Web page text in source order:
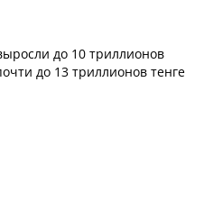
до 10 триллионов
до 13 триллионов тенге